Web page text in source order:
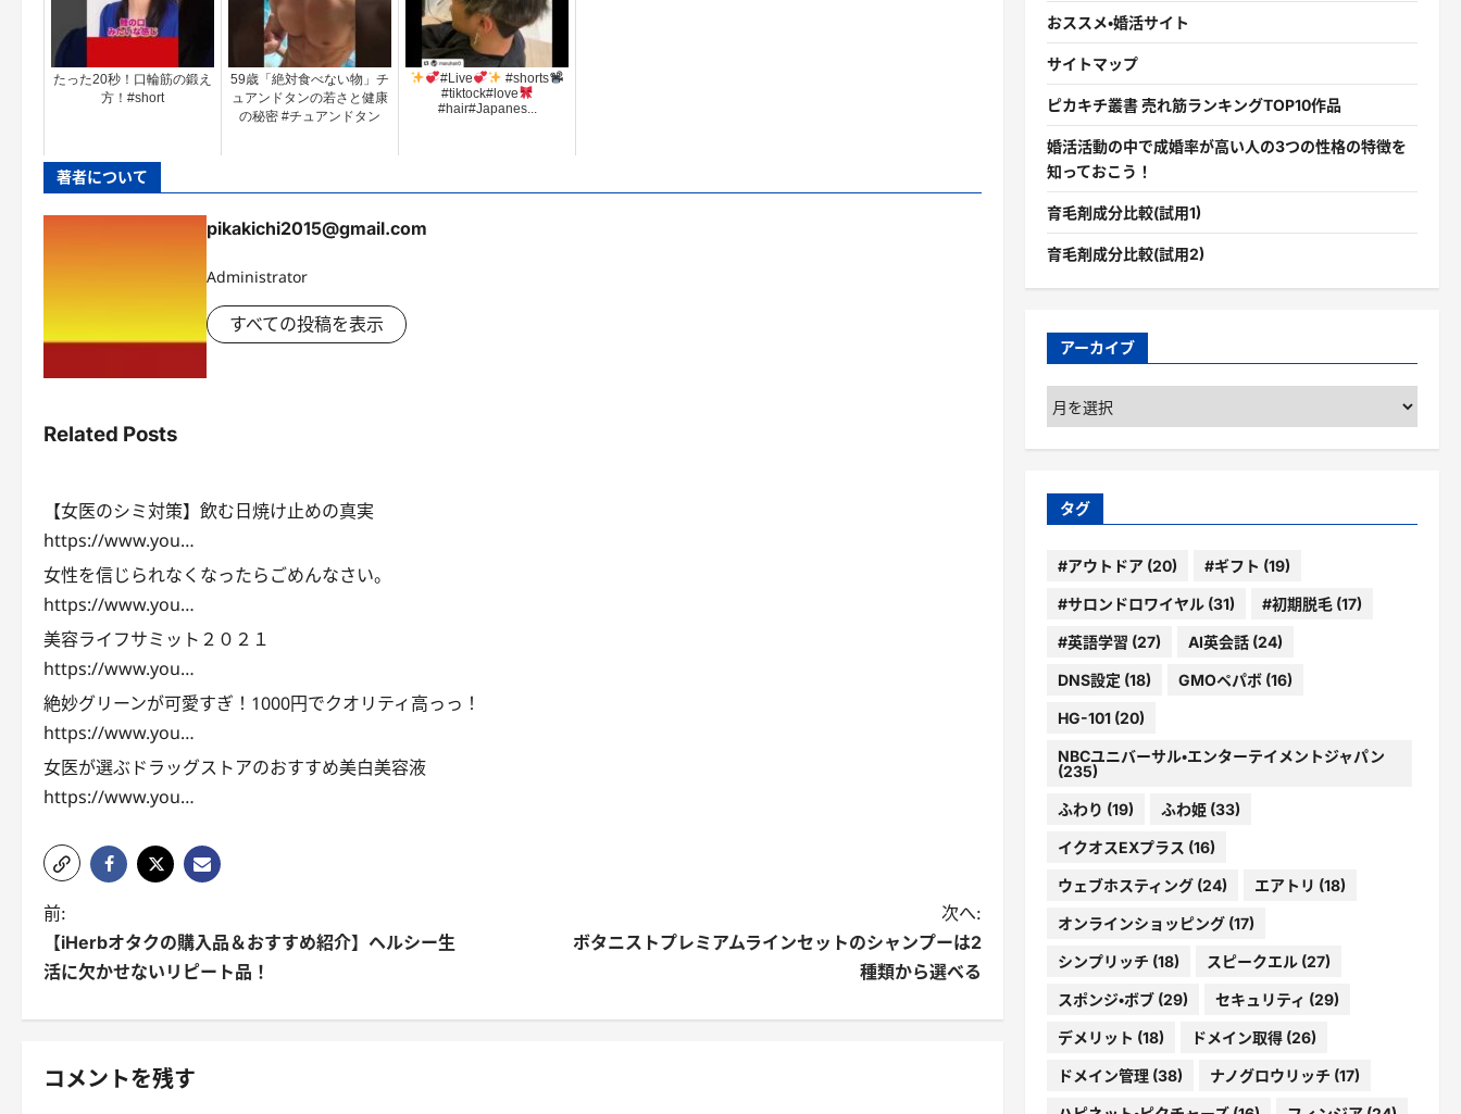
たった20秒！口輪筋の鍛え
方！#short
59歳「絶対食べない物」チ
ュアンドタンの若さと健康
の秘密 #チュアンドタン
#Live
#shorts
#tiktock#love
#hair#Japanes...
著者について
pikakichi2015@gmail.com
Administrator
すべての投稿を表示
Related Posts
【女医のシミ対策】飲む日焼け止めの真実
https://www.you…
女性を信じられなくなったらごめんなさい。
https://www.you…
美容ライフサミット２０２１
https://www.you…
絶妙グリーンが可愛すぎ！1000円でクオリティ高っっ！
https://www.you…
女医が選ぶドラッグストアのおすすめ美白美容液
https://www.you…
投
稿
ゲ
前:
【iHerbオタクの購入品＆おすすめ紹介】ヘルシー生
活に欠かせないリピート品！
次へ:
ボタニストプレミアムラインセットのシャンプーは2
種類から選べる
コメントを残す
おススメ・婚活サイト
サイトマップ
ピカキチ叢書 売れ筋ランキングTOP10作品
婚活活動の中で成婚率が高い人の3つの性格の特徴を
知っておこう！
育毛剤成分比較(試用1)
育毛剤成分比較(試用2)
アーカイブ
ア
ー
カ
ブ
タグ
#アウトドア(20) #ギフト (19)
#サロンドロワイヤル(31) #初期脱毛(17)
#英語学習 (27) AI英会話(24)
DNS設定 (18) GMOペパボ(16)
HG-101(20)
NBCユニバーサル・エンターテイメントジャパン
(235)
ふわり (19) ふわ姫(33)
イクオスEXプラス (16)
ウェブホスティング(24) エアトリ (18)
オンラインショッピング(17)
シンプリッチ (18) スピークエル(27)
スポンジ・ボブ(29) セキュリティ (29)
デメリット (18) ドメイン取得(26)
ドメイン管理(38) ナノグロウリッチ (17)